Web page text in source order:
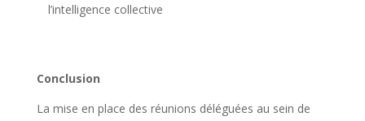
l’intelligence collective
Conclusion
La mise en place des réunions déléguées au sein de